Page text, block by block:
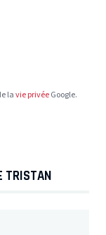
lavie privéeGoogle.
TRISTAN